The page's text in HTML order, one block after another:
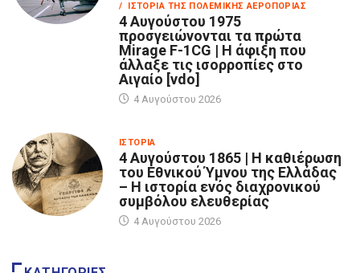
/ ΙΣΤΟΡΊΑ ΤΗΣ ΠΟΛΕΜΙΚΉΣ ΑΕΡΟΠΟΡΊΑΣ
4 Αυγούστου 1975
προσγειώνονται τα πρώτα
Mirage F-1CG | Η άφιξη που
άλλαξε τις ισορροπίες στο
Αιγαίο [vdo]
4 Αυγούστου 2026
ΙΣΤΟΡΊΑ
4 Αυγούστου 1865 | Η καθιέρωση
του Εθνικού Ύμνου της Ελλάδας
– Η ιστορία ενός διαχρονικού
συμβόλου ελευθερίας
4 Αυγούστου 2026